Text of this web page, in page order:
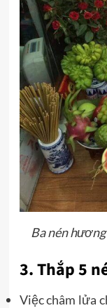
Ba nén
3. Thắp 5
Việc châm lửa